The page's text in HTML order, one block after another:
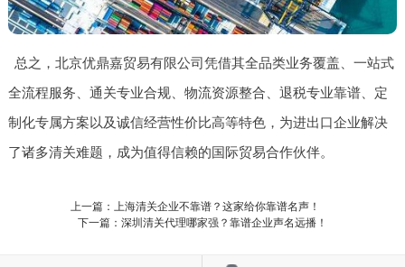
总之，北京优鼎嘉贸易有限公司凭借其全品类业务覆盖、一站式
全流程服务、通关专业合规、物流资源整合、退税专业靠谱、定
制化专属方案以及诚信经营性价比高等特色，为进出口企业解决
了诸多清关难题，成为值得信赖的国际贸易合作伙伴。
上一篇：上海清关企业不靠谱？这家给你靠谱名声！
下一篇：深圳清关代理哪家强？靠谱企业声名远播！